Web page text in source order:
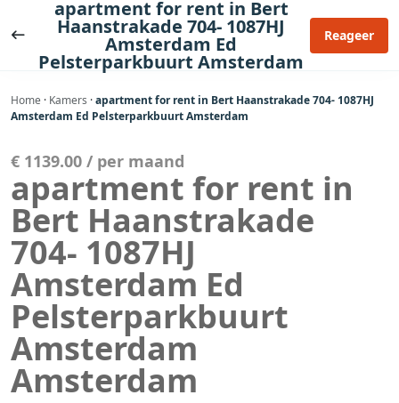
naar
inhoud
apartment for rent in Bert
Haanstrakade 704- 1087HJ
Amsterdam Ed
Pelsterparkbuurt Amsterdam
Reageer
Home · Kamers ·apartment for rent in Bert Haanstrakade 704- 1087HJ
Amsterdam Ed Pelsterparkbuurt Amsterdam
€ 1139.00 / per maand
apartment for rent in
Bert Haanstrakade
704- 1087HJ
Amsterdam Ed
Pelsterparkbuurt
Amsterdam
Amsterdam